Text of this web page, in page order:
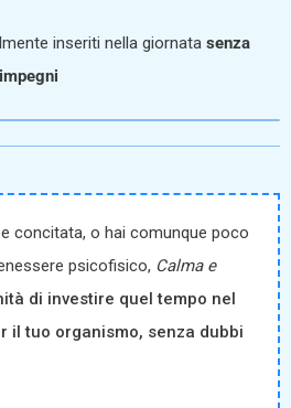
inseriti nella giornata senza
concitata, o hai comunque poco
psicofisico, Calma e
di investire quel tempo nel
il tuo organismo, senza dubbi